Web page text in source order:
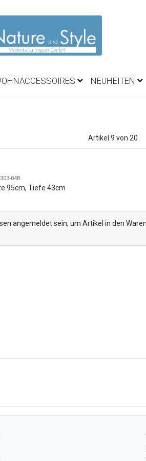
NEUHEITEN
Artikel 9 von 20
04B
95cm, Tiefe 43cm
angemeldet sein, um Artikel in den